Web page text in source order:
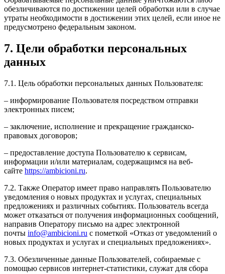
обезличиваются по достижении целей обработки или в случае
утраты необходимости в достижении этих целей, если иное не
предусмотрено федеральным законом.
7. Цели обработки персональных
данных
7.1. Цель обработки персональных данных Пользователя:
– информирование Пользователя посредством отправки
электронных писем;
– заключение, исполнение и прекращение гражданско-
правовых договоров;
– предоставление доступа Пользователю к сервисам,
информации и/или материалам, содержащимся на веб-
сайте https://ambicioni.ru.
7.2. Также Оператор имеет право направлять Пользователю
уведомления о новых продуктах и услугах, специальных
предложениях и различных событиях. Пользователь всегда
может отказаться от получения информационных сообщений,
направив Оператору письмо на адрес электронной
почты info@ambicioni.ru с пометкой «Отказ от уведомлений о
новых продуктах и услугах и специальных предложениях».
7.3. Обезличенные данные Пользователей, собираемые с
помощью сервисов интернет-статистики, служат для сбора